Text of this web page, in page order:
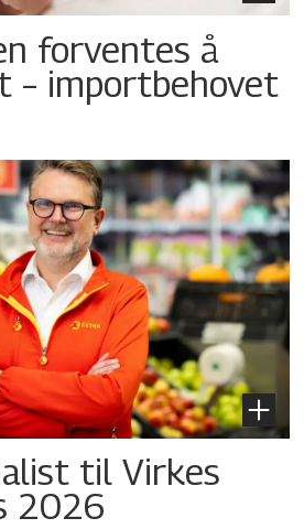
forventes å
– importbehovet
til Virkes
2026